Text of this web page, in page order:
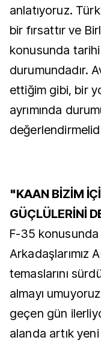
anlatıyoruz.
bir fırsattır ve
konusunda
durumundadır.
ettiğim gibi, bir
ayrımında
"KAAN BİZİM
GÜÇLÜLERİNİ
F-35
Arkadaşlarımız
temaslarını
almayı
geçen gün
alanda artık